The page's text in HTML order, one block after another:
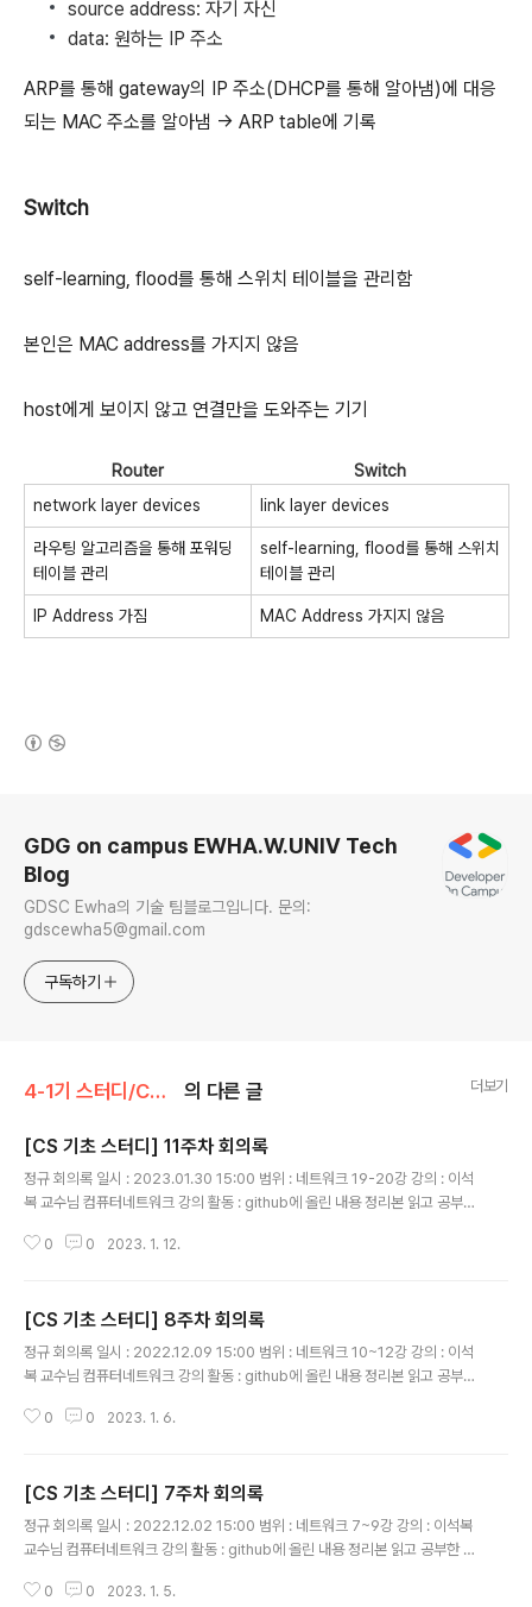
source address: 자기 자신
data: 원하는 IP 주소
ARP를 통해 gateway의 IP 주소(DHCP를 통해 알아냄)에 대응
되는 MAC 주소를 알아냄 → ARP table에 기록
Switch
self-learning, flood를 통해 스위치 테이블을 관리함
본인은 MAC address를 가지지 않음
host에게 보이지 않고 연결만을 도와주는 기기
Router
Switch
network layer devices
link layer devices
라우팅 알고리즘을 통해 포워딩
테이블 관리
self-learning, flood를 통해 스위치
테이블 관리
IP Address 가짐 MAC Address 가지지 않음
GDG on campus EWHA.W.UNIV Tech
Blog
GDSC Ewha의 기술 팀블로그입니다. 문의:
gdscewha5@gmail.com
구독하기
4-1기 스터디/CS 기초 의 다른 글 더보기
[CS 기초 스터디] 11주차 회의록
정규 회의록 일시 : 2023.01.30 15:00 범위 : 네트워크 19-20강 강의 : 이석
복 교수님 컴퓨터네트워크 강의 활동 : github에 올린 내용 정리본 읽고 공부한
h/Study-CS.git 8. 로드맵 Network Security 네트워크 보안의 4가지 요소
할 수 있어야 함 Message integrity: 중간에 메시지 변경이 일어나면 안 됨 A
ccess and availability: 데이터 통신은 ..
0 0 2023. 1. 12.
[CS 기초 스터디] 8주차 회의록
정규 회의록 일시 : 2022.12.09 15:00 범위 : 네트워크 10~12강 강의 : 이석
복 교수님 컴퓨터네트워크 강의 활동 : github에 올린 내용 정리본 읽고 공부한
h/Study-CS.git 4. 네트워크 계층 NAT (Network Address Translatio
P로 이용 WAN/LAN 주소를 NAT translation table에 기록하고, 들어올 때
table을 보고 다시 매칭 해당 서브넷은 항상 같은 IP로 ..
0 0 2023. 1. 6.
[CS 기초 스터디] 7주차 회의록
정규 회의록 일시 : 2022.12.02 15:00 범위 : 네트워크 7~9강 강의 : 이석복
교수님 컴퓨터네트워크 강의 활동 : github에 올린 내용 정리본 읽고 공부한 내
Study-CS.git 2. 애플리케이션 계층 TCP reliable data transfer - pipeli
0 0 2023. 1. 5.